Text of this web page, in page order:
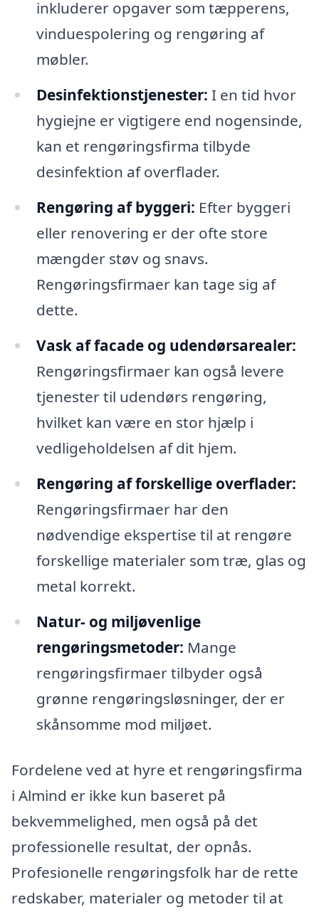
inkluderer opgaver som tæpperens,
vinduespolering og rengøring af
møbler.
Desinfektionstjenester: I en tid hvor
hygiejne er vigtigere end nogensinde,
kan et rengøringsfirma tilbyde
desinfektion af overflader.
Rengøring af byggeri: Efter byggeri
eller renovering er der ofte store
mængder støv og snavs.
Rengøringsfirmaer kan tage sig af
dette.
Vask af facade og udendørsarealer:
Rengøringsfirmaer kan også levere
tjenester til udendørs rengøring,
hvilket kan være en stor hjælp i
vedligeholdelsen af dit hjem.
Rengøring af forskellige overflader:
Rengøringsfirmaer har den
nødvendige ekspertise til at rengøre
forskellige materialer som træ, glas og
metal korrekt.
Natur- og miljøvenlige
rengøringsmetoder: Mange
rengøringsfirmaer tilbyder også
grønne rengøringsløsninger, der er
skånsomme mod miljøet.
Fordelene ved at hyre et rengøringsfirma
i Almind er ikke kun baseret på
bekvemmelighed, men også på det
professionelle resultat, der opnås.
Profesionelle rengøringsfolk har de rette
redskaber, materialer og metoder til at